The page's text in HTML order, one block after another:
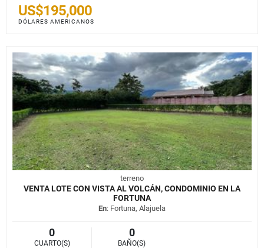
US$195,000
DÓLARES AMERICANOS
terreno
VENTA LOTE CON VISTA AL VOLCÁN, CONDOMINIO EN LA
FORTUNA
En: Fortuna, Alajuela
0
CUARTO(S)
0
BAÑO(S)